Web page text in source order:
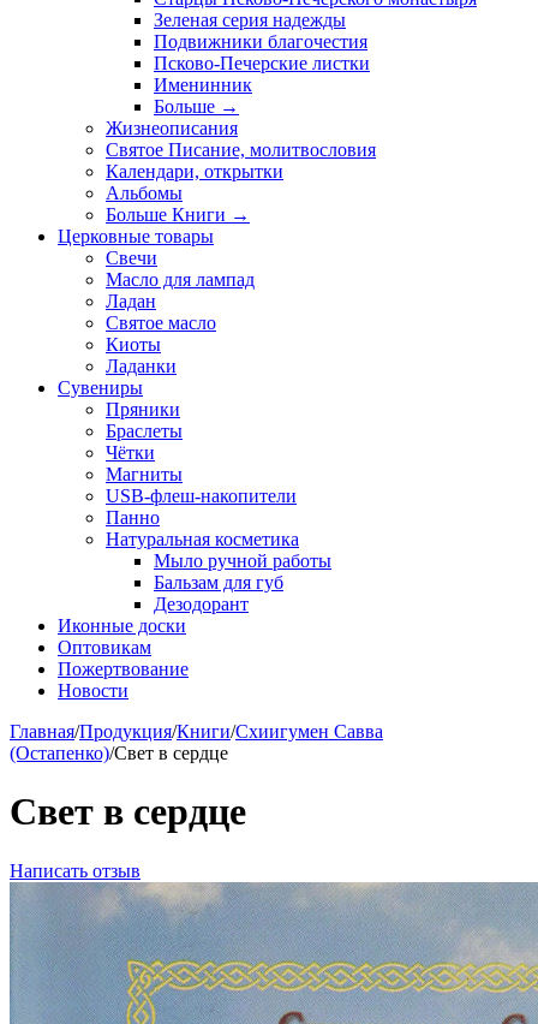
Зеленая серия надежды
Подвижники благочестия
Псково-Печерские листки
Именинник
Больше →
Жизнеописания
Святое Писание, молитвословия
Календари, открытки
Альбомы
Больше Книги →
Церковные товары
Свечи
Масло для лампад
Ладан
Святое масло
Киоты
Ладанки
Сувениры
Пряники
Браслеты
Чётки
Магниты
USB-флеш-накопители
Панно
Натуральная косметика
Мыло ручной работы
Бальзам для губ
Дезодорант
Иконные доски
Оптовикам
Пожертвование
Новости
Главная/Продукция/Книги/Схиигумен Савва
(Остапенко)/Свет в сердце
Свет в сердце
Написать отзыв